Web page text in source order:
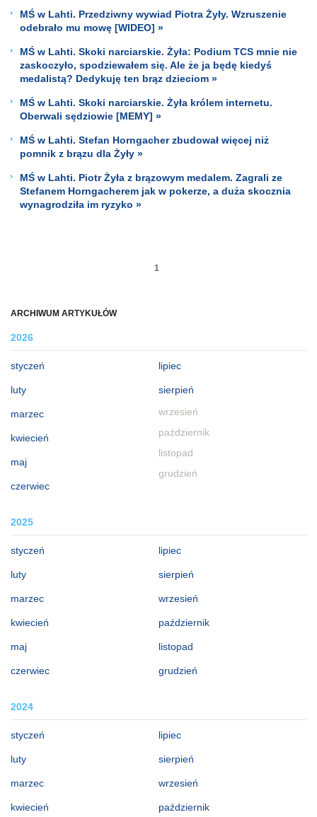
ARCHIWUM ARTYKUŁÓW
2026
styczeń
luty
marzec
kwiecień
maj
czerwiec
lipiec
sierpień
wrzesień
październik
listopad
grudzień
2025
styczeń
luty
marzec
kwiecień
maj
czerwiec
lipiec
sierpień
wrzesień
październik
listopad
grudzień
2024
styczeń
luty
marzec
kwiecień
lipiec
sierpień
wrzesień
październik
MŚ w Lahti. Przedziwny wywiad Piotra Żyły. Wzruszenie
odebrało mu mowę [WIDEO] »
MŚ w Lahti. Skoki narciarskie. Żyła: Podium TCS mnie nie
zaskoczyło, spodziewałem się. Ale że ja będę kiedyś
medalistą? Dedykuję ten brąz dzieciom »
MŚ w Lahti. Skoki narciarskie. Żyła królem internetu.
Oberwali sędziowie [MEMY] »
MŚ w Lahti. Stefan Horngacher zbudował więcej niż
pomnik z brązu dla Żyły »
MŚ w Lahti. Piotr Żyła z brązowym medalem. Zagrali ze
Stefanem Horngacherem jak w pokerze, a duża skocznia
wynagrodziła im ryzyko »
1